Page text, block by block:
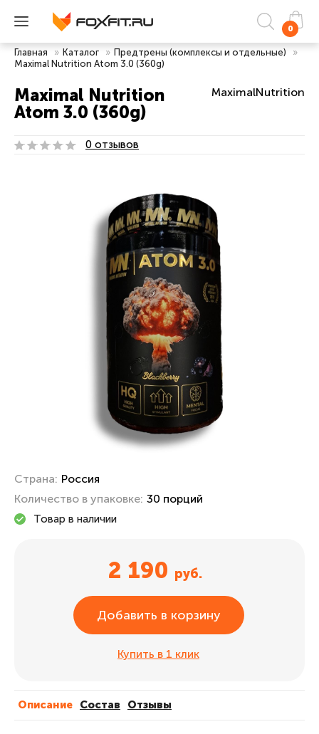
0
Главная » Каталог » Предтрены (комплексы и отдельные)
»
Maximal Nutrition Atom 3.0 (360g)
Maximal Nutrition
Atom 3.0 (360g)
MaximalNutrition
0 отзывов
Страна: Россия
Количество в упаковке: 30 порций
Товар в наличии
2 190 руб.
Добавить в корзину
Купить в 1 клик
Описание Cостав Отзывы